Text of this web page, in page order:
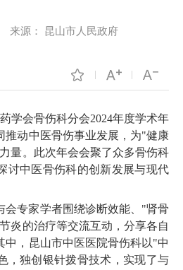
来源： 昆山市人民政府
学会骨伤科分会2024年度学术年
推动中医骨伤事业发展，为"健康
量。此次年会会聚了众多骨伤科
讨中医骨伤科的创新发展与现代
会专家学者围绕诊断效能、"肾骨
炎的治疗等交流互动，分享各自
中，昆山市中医医院骨伤科以"中
，独创银针拨骨技术，实现了与